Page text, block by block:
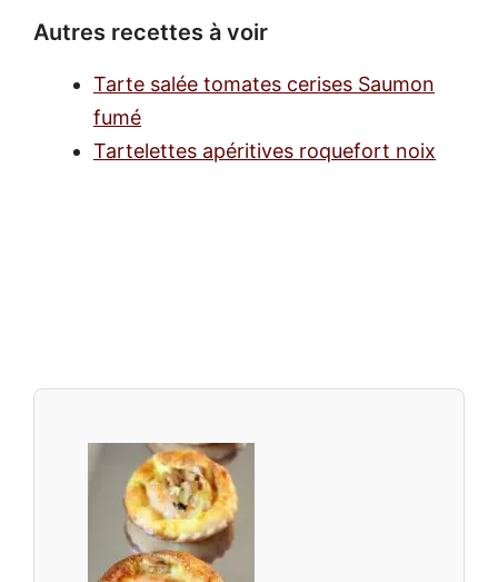
Autres recettes à voir
Tarte salée tomates cerises Saumon
fumé
Tartelettes apéritives roquefort noix